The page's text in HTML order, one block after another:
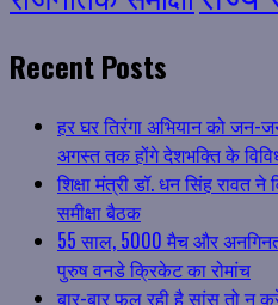
Recent Posts
हर घर तिरंगा अभियान को
अगस्त तक होंगे देशभक्ति के
शिक्षा मंत्री डॉ. धन सिंह रावत
समीक्षा बैठक
55 साल, 5000 मैच और
पुरुष वनडे क्रिकेट का रोमांच
बार-बार फूल रही है सांस तो